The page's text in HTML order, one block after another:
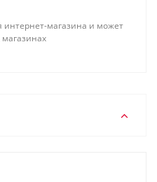
интернет-магазина и может